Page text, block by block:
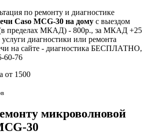
по ремонту и диагностике
Caso MCG-30 на дому с выездом
пределах МКАД) - 800р., за МКАД +25
диагностики или ремонта
на сайте - диагностика БЕСПЛАТНО,
60-76
от 1500
микроволновой
30